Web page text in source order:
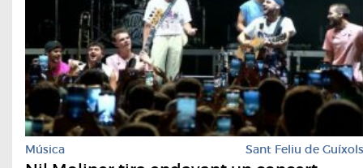
Música Sant Feliu de Guíxols